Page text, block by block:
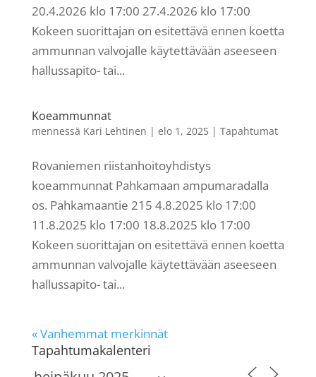
20.4.2026 klo 17:00 27.4.2026 klo 17:00
Kokeen suorittajan on esitettävä ennen koetta
ammunnan valvojalle käytettävään aseeseen
hallussapito- tai...
Koeammunnat
mennessä Kari Lehtinen | elo 1, 2025| Tapahtumat
Rovaniemen riistanhoitoyhdistys
koeammunnat Pahkamaan ampumaradalla
os. Pahkamaantie 215 4.8.2025 klo 17:00
11.8.2025 klo 17:00 18.8.2025 klo 17:00
Kokeen suorittajan on esitettävä ennen koetta
ammunnan valvojalle käytettävään aseeseen
hallussapito- tai...
« Vanhemmat merkinnät
Tapahtumakalenteri